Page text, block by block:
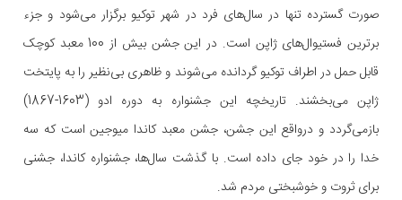
صورت گسترده تنها در سال‌های فرد در شهر توکیو برگزار می‌شود و جزء
برترین فستیوال‌های ژاپن است. در این جشن بیش از 100 معبد کوچک
قابل حمل در اطراف توکیو گردانده می‌شوند و ظاهری بی‌نظیر را به پایتخت
ژاپن می‌بخشند. تاریخچه این جشنواره به دوره ادو (1603-1867)
بازمی‌گردد و درواقع این جشن، جشن معبد کاندا میوجین است که سه
خدا را در خود جای داده است. با گذشت سال‌ها، جشنواره کاندا، جشنی
برای ثروت و خوشبختی مردم شد.